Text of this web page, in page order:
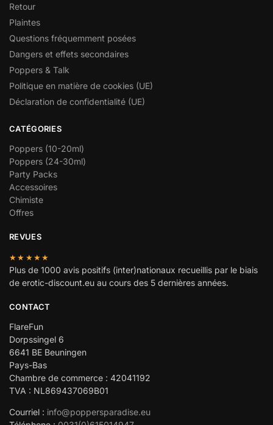
Retour
Plaintes
Questions fréquemment posées
Dangers et effets secondaires
Poppers & Talk
Politique en matière de cookies (UE)
Déclaration de confidentialité (UE)
CATÉGORIES
Poppers (10-20ml)
Poppers (24-30ml)
Party Packs
Accessoires
Chimiste
Offres
REVUES
★★★★★
Plus de 1000 avis positifs (inter)nationaux recueillis par le biais
de erotic-discount.eu au cours des 5 dernières années.
CONTACT
FlareFun
Dorpssingel 6
6641 BE Beuningen
Pays-Bas
Chambre de commerce : 42041192
TVA : NL869437069B01
Courriel : info@poppersparadise.eu